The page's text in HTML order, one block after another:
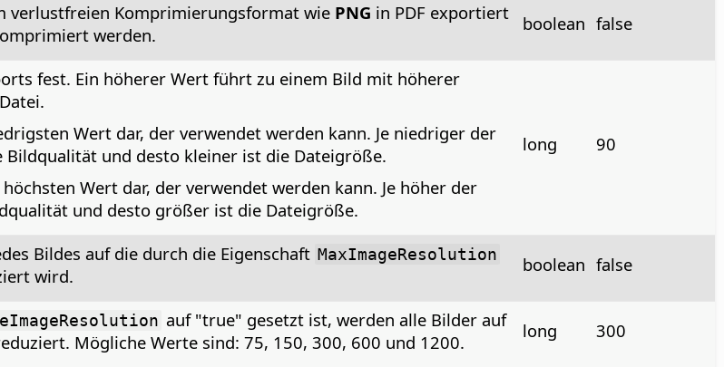
verlustfreien Komprimierungsformat wie PNG in PDF exportiert
werden.
boolean false
fest. Ein höherer Wert führt zu einem Bild mit höherer
Wert dar, der verwendet werden kann. Je niedriger der
und desto kleiner ist die Dateigröße.
Wert dar, der verwendet werden kann. Je höher der
und desto größer ist die Dateigröße.
long 90
Bildes auf die durch die Eigenschaft MaxImageResolution
wird.
boolean false
auf "true" gesetzt ist, werden alle Bilder auf
Mögliche Werte sind: 75, 150, 300, 600 und 1200.
long 300